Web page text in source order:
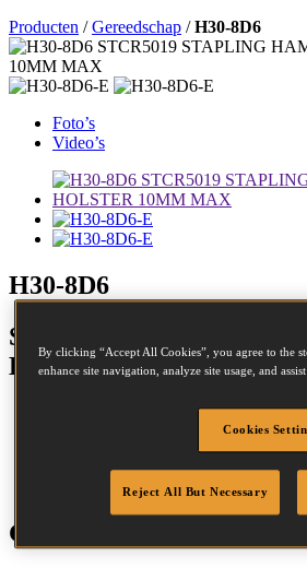
Producten /Gereedschap /H30-8D6
Foto’s
Video’s
H30-8D6
STCR5019 STAPLING
HOLSTER 10MM MAX
6 - 10mm
Gereedschapsinformatie
By clicking “Accept All Cookies”, you agree to the
enhance site navigation, analyze site usage, and
Cookies
Reject All But Necessary